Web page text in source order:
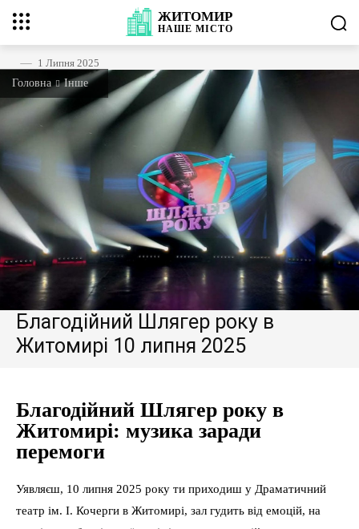
ЖИТОМИР
НАШЕМІСТО
1 Липня 2025
Головна
Інше
Благодійний Шлягер року в
Житомирі 10 липня 2025
Благодійний Шлягер року в
Житомирі: музика заради
перемоги
Уявляєш, 10 липня 2025 року ти приходиш у Драматичний
театр ім. І. Кочерги в Житомирі, зал гудить від емоцій, на